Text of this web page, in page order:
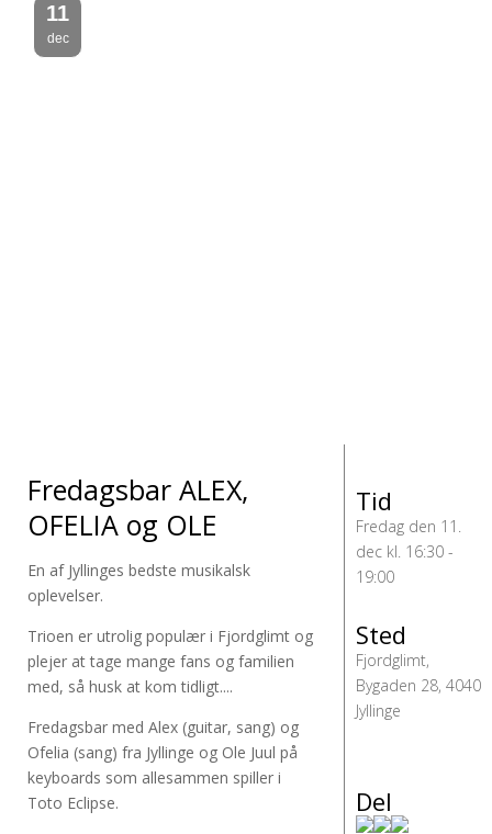
11
dec
Fredagsbar ALEX,
OFELIA og OLE
En af Jyllinges bedste musikalsk
oplevelser.
Trioen er utrolig populær i Fjordglimt og
plejer at tage mange fans og familien
med, så husk at kom tidligt....
Fredagsbar med Alex (guitar, sang) og
Ofelia (sang) fra Jyllinge og Ole Juul på
keyboards som allesammen spiller i
Toto Eclipse.
Tid
Fredag den 11.
dec kl. 16:30 -
19:00
Sted
Fjordglimt,
Bygaden 28, 4040
Jyllinge
Del